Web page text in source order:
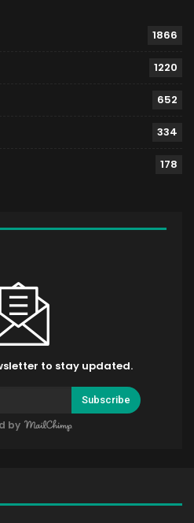
1866
1220
652
334
178
to stay updated.
Subscribe
by